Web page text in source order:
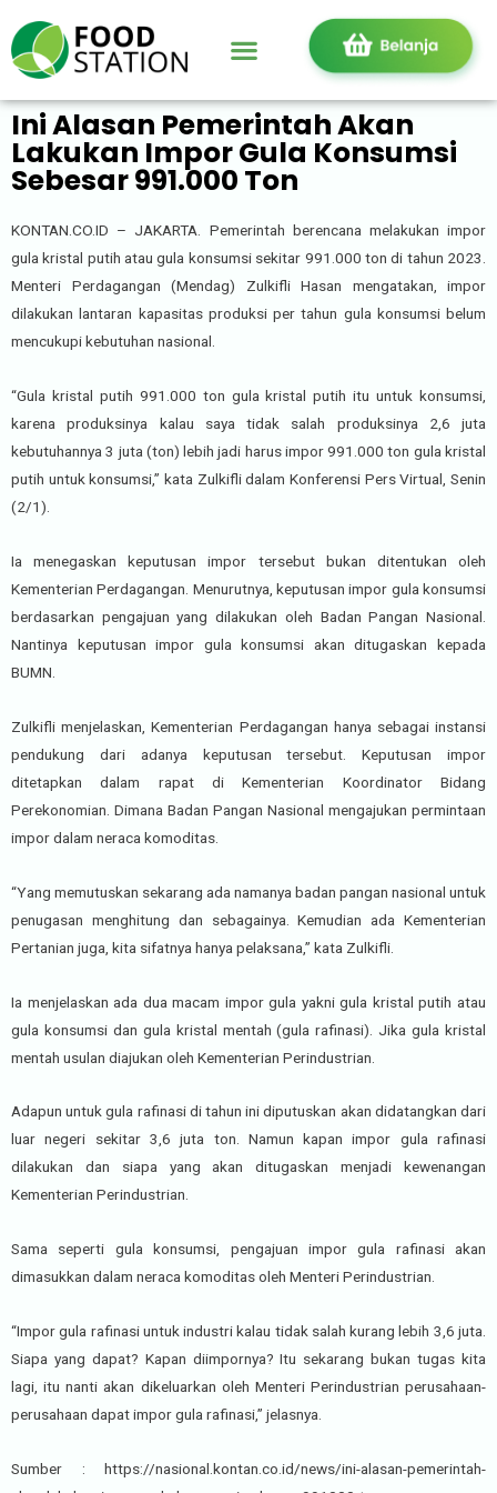
Ini Alasan Pemerintah Akan
Lakukan Impor Gula Konsumsi
Sebesar 991.000 Ton
KONTAN.CO.ID – JAKARTA. Pemerintah berencana melakukan impor
gula kristal putih atau gula konsumsi sekitar 991.000 ton di tahun 2023.
Menteri Perdagangan (Mendag) Zulkifli Hasan mengatakan, impor
dilakukan lantaran kapasitas produksi per tahun gula konsumsi belum
mencukupi kebutuhan nasional.
“Gula kristal putih 991.000 ton gula kristal putih itu untuk konsumsi,
karena produksinya kalau saya tidak salah produksinya 2,6 juta
kebutuhannya 3 juta (ton) lebih jadi harus impor 991.000 ton gula kristal
putih untuk konsumsi,” kata Zulkifli dalam Konferensi Pers Virtual, Senin
(2/1).
Ia menegaskan keputusan impor tersebut bukan ditentukan oleh
Kementerian Perdagangan. Menurutnya, keputusan impor gula konsumsi
berdasarkan pengajuan yang dilakukan oleh Badan Pangan Nasional.
Nantinya keputusan impor gula konsumsi akan ditugaskan kepada
BUMN.
Zulkifli menjelaskan, Kementerian Perdagangan hanya sebagai instansi
pendukung dari adanya keputusan tersebut. Keputusan impor
ditetapkan dalam rapat di Kementerian Koordinator Bidang
Perekonomian. Dimana Badan Pangan Nasional mengajukan permintaan
impor dalam neraca komoditas.
“Yang memutuskan sekarang ada namanya badan pangan nasional untuk
penugasan menghitung dan sebagainya. Kemudian ada Kementerian
Pertanian juga, kita sifatnya hanya pelaksana,” kata Zulkifli.
Ia menjelaskan ada dua macam impor gula yakni gula kristal putih atau
gula konsumsi dan gula kristal mentah (gula rafinasi). Jika gula kristal
mentah usulan diajukan oleh Kementerian Perindustrian.
Adapun untuk gula rafinasi di tahun ini diputuskan akan didatangkan dari
luar negeri sekitar 3,6 juta ton. Namun kapan impor gula rafinasi
dilakukan dan siapa yang akan ditugaskan menjadi kewenangan
Kementerian Perindustrian.
Sama seperti gula konsumsi, pengajuan impor gula rafinasi akan
dimasukkan dalam neraca komoditas oleh Menteri Perindustrian.
“Impor gula rafinasi untuk industri kalau tidak salah kurang lebih 3,6 juta.
Siapa yang dapat? Kapan diimpornya? Itu sekarang bukan tugas kita
lagi, itu nanti akan dikeluarkan oleh Menteri Perindustrian perusahaan-
perusahaan dapat impor gula rafinasi,” jelasnya.
Sumber : https://nasional.kontan.co.id/news/ini-alasan-pemerintah-